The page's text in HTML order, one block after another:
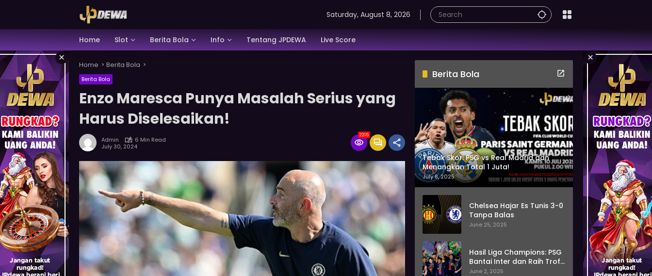
Saturday, August 8, 2026
Home Slot Berita Bola Info Tentang JPDEWA Live Score
× ×
Home Berita Bola
Berita Bola
Enzo Maresca Punya Masalah Serius yang
Harus Diselesaikan!
Admin
6 Min Read
July 30, 2024
2215
Berita Bola
Tebak Skor: PSG vs Real Madrid dan
Menangkan Total 1 Juta!
July 8, 2025
Chelsea Hajar Es Tunis 3-0
Tanpa Balas
June 25, 2025
Hasil Liga Champions: PSG
Bantai Inter dan Raih Trofi
Pertama
June 2, 2025
SELAMAT KEPADA
xa*****n Telah Melakukan WD Sebesar